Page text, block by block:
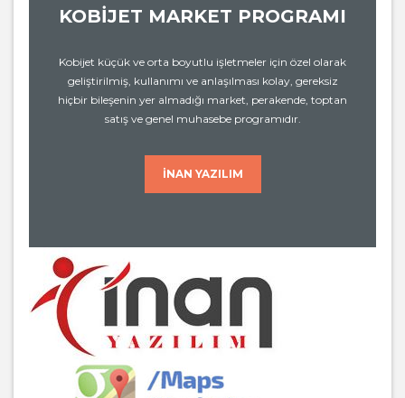
KOBİJET MARKET PROGRAMI
Kobijet küçük ve orta boyutlu işletmeler için özel olarak
geliştirilmiş, kullanımı ve anlaşılması kolay, gereksiz
hiçbir bileşenin yer almadığı market, perakende, toptan
satış ve genel muhasebe programıdır.
İNAN YAZILIM